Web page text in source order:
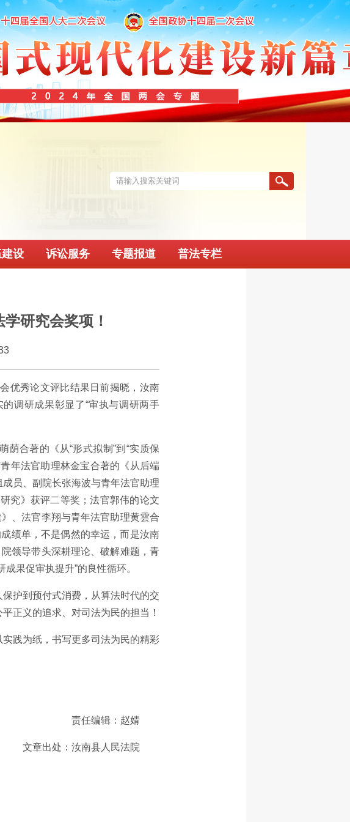
建设 诉讼服务 专题报道 普法专栏
研究会奖项！
优秀论文评比结果日前揭晓，汝南
调研成果彰显了“审执与调研两手
合著的《从“形式拟制”到“实质保
年法官助理林金宝合著的《从后端
员、副院长张海波与青年法官助理
究》获评二等奖；法官郭伟的论文
、法官李翔与青年法官助理黄雲合
绩单，不是偶然的幸运，而是汝南
领导带头深耕理论、破解难题，青
果促审执提升”的良性循环。
护到预付式消费，从算法时代的交
正义的追求、对司法为民的担当！
践为纸，书写更多司法为民的精彩
责任编辑：赵婧
文章出处：汝南县人民法院